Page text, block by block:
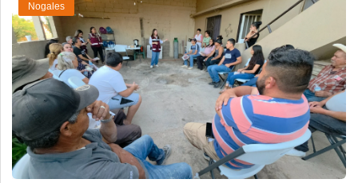
Nogales